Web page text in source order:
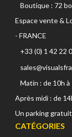
Boutique : 72
Espace vente &
- FRANCE
+33 (0) 1 42 22
Matin : de 10h
Après midi : de
Un parking
CATÉGORIES